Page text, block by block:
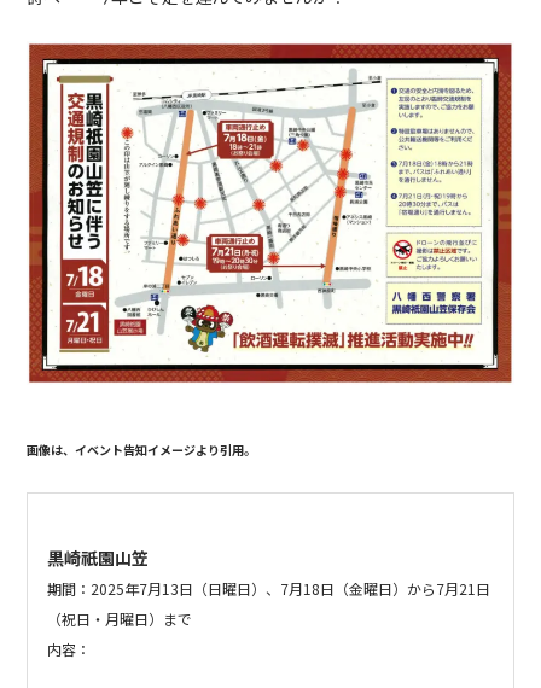
画像は、イベント告知イメージより引用。
黒崎祇園山笠
期間：2025年7月13日（日曜日）、7月18日（金曜日）から7月21日
（祝日・月曜日）まで
内容：